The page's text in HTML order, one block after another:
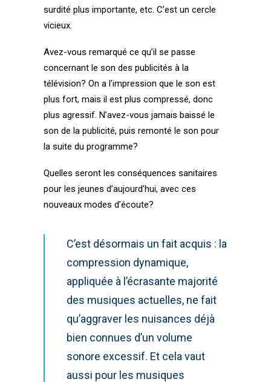
surdité plus importante, etc. C’est un cercle
vicieux.
Avez-vous remarqué ce qu’il se passe
concernant le son des publicités à la
télévision? On a l’impression que le son est
plus fort, mais il est plus compressé, donc
plus agressif. N’avez-vous jamais baissé le
son de la publicité, puis remonté le son pour
la suite du programme?
Quelles seront les conséquences sanitaires
pour les jeunes d’aujourd’hui, avec ces
nouveaux modes d’écoute?
C’est désormais un fait acquis : la
compression dynamique,
appliquée à l’écrasante majorité
des musiques actuelles, ne fait
qu’aggraver les nuisances déjà
bien connues d’un volume
sonore excessif. Et cela vaut
aussi pour les musiques